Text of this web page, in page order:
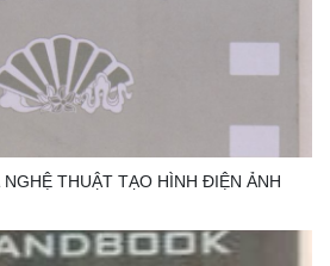
THUẬT TẠO HÌNH ĐIỆN ẢNH